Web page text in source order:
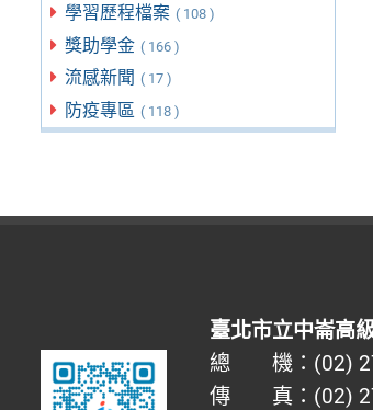
學習歷程檔案 ( 108 )
獎助學金 ( 166 )
流感新聞 ( 17 )
防疫專區 ( 118 )
臺北市立中崙高
總 機：(02)
傳 真：(02)